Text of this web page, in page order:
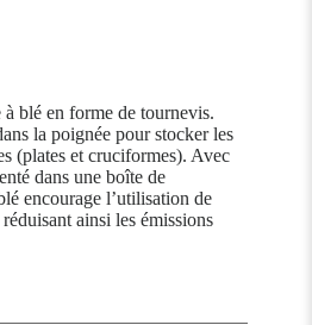
blé en forme de tournevis.
la poignée pour stocker les
(plates et cruciformes). Avec
dans une boîte de
encourage l’utilisation de
ainsi les émissions